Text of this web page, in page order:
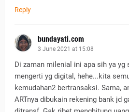
Reply
bundayati.com
3 June 2021 at 15:08
Di zaman milenial ini apa sih ya yg
mengerti yg digital, hehe...kita
kemudahan2 bertransaksi. Sama,
ARTnya dibukain rekening bank jd